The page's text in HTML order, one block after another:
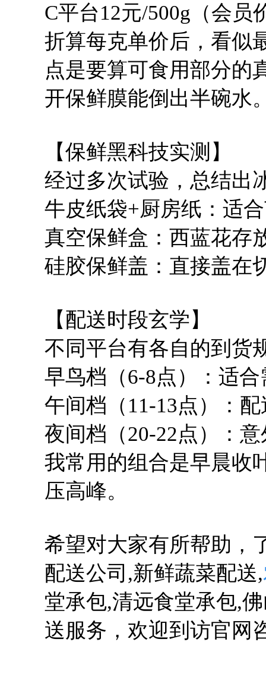
C平台12元/500g（会员
折算每克单价后，看似
点是要算可食用部分的
开保鲜膜能倒出半碗水
【保鲜黑科技实测】
经过多次试验，总结出
牛皮纸袋+厨房纸：适
真空保鲜盒：西蓝花存
硅胶保鲜盖：直接盖在
【配送时段玄学】
不同平台有各自的到货
早鸟档（6-8点）：适
午间档（11-13点）：
夜间档（20-22点）：
我常用的组合是早晨收
压高峰。
希望对大家有所帮助，
配送公司,新鲜蔬菜配送,
堂承包,清远食堂承包,
送服务，欢迎到访官网